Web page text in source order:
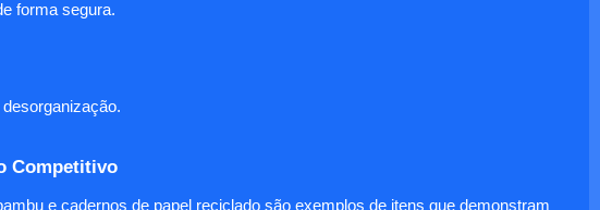
forma segura.
Competitivo
e cadernos de papel reciclado são exemplos de itens que demonstram